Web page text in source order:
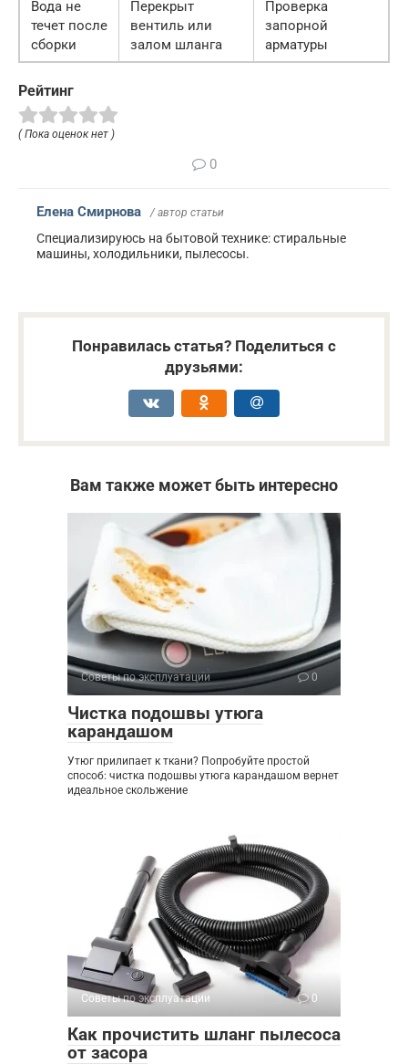
Вода не
течет после
сборки
Перекрыт
вентиль или
залом шланга
Проверка
запорной
арматуры
Рейтинг
( Пока оценок нет )
0
Елена Смирнова / автор статьи
Специализируюсь на бытовой технике: стиральные
машины, холодильники, пылесосы.
Понравилась статья? Поделиться с
друзьями:
Вам также может быть интересно
Советы по эксплуатации 0
Чистка подошвы утюга
карандашом
Утюг прилипает к ткани? Попробуйте простой
способ: чистка подошвы утюга карандашом вернет
идеальное скольжение
Советы по эксплуатации 0
Как прочистить шланг пылесоса
от засора